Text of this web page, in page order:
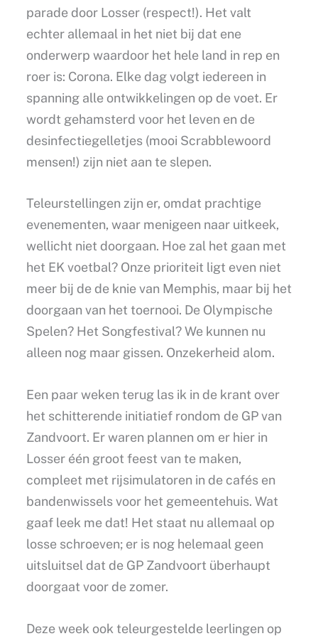
parade door Losser (respect!). Het valt
echter allemaal in het niet bij dat ene
onderwerp waardoor het hele land in rep en
roer is: Corona. Elke dag volgt iedereen in
spanning alle ontwikkelingen op de voet. Er
wordt gehamsterd voor het leven en de
desinfectiegelletjes (mooi Scrabblewoord
mensen!) zijn niet aan te slepen.
Teleurstellingen zijn er, omdat prachtige
evenementen, waar menigeen naar uitkeek,
wellicht niet doorgaan. Hoe zal het gaan met
het EK voetbal? Onze prioriteit ligt even niet
meer bij de de knie van Memphis, maar bij het
doorgaan van het toernooi. De Olympische
Spelen? Het Songfestival? We kunnen nu
alleen nog maar gissen. Onzekerheid alom.
Een paar weken terug las ik in de krant over
het schitterende initiatief rondom de GP van
Zandvoort. Er waren plannen om er hier in
Losser één groot feest van te maken,
compleet met rijsimulatoren in de cafés en
bandenwissels voor het gemeentehuis. Wat
gaaf leek me dat! Het staat nu allemaal op
losse schroeven; er is nog helemaal geen
uitsluitsel dat de GP Zandvoort überhaupt
doorgaat voor de zomer.
Deze week ook teleurgestelde leerlingen op